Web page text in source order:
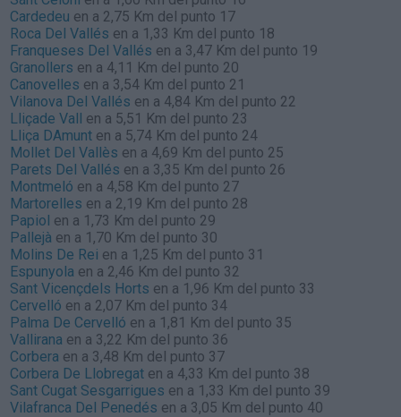
Cardedeu en a 2,75 Km del punto 17
Roca Del Vallés en a 1,33 Km del punto 18
Franqueses Del Vallés en a 3,47 Km del punto 19
Granollers en a 4,11 Km del punto 20
Canovelles en a 3,54 Km del punto 21
Vilanova Del Vallés en a 4,84 Km del punto 22
Lliçade Vall en a 5,51 Km del punto 23
Lliça DAmunt en a 5,74 Km del punto 24
Mollet Del Vallès en a 4,69 Km del punto 25
Parets Del Vallés en a 3,35 Km del punto 26
Montmeló en a 4,58 Km del punto 27
Martorelles en a 2,19 Km del punto 28
Papiol en a 1,73 Km del punto 29
Pallejà en a 1,70 Km del punto 30
Molins De Rei en a 1,25 Km del punto 31
Espunyola en a 2,46 Km del punto 32
Sant Vicençdels Horts en a 1,96 Km del punto 33
Cervelló en a 2,07 Km del punto 34
Palma De Cervelló en a 1,81 Km del punto 35
Vallirana en a 3,22 Km del punto 36
Corbera en a 3,48 Km del punto 37
Corbera De Llobregat en a 4,33 Km del punto 38
Sant Cugat Sesgarrigues en a 1,33 Km del punto 39
Vilafranca Del Penedés en a 3,05 Km del punto 40